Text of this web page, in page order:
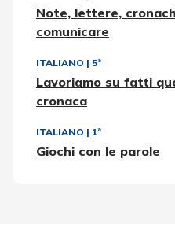
Note, lettere,
comunicare
ITALIANO | 5ª
Lavoriamo su fatti
cronaca
ITALIANO | 1ª
Giochi con le parole